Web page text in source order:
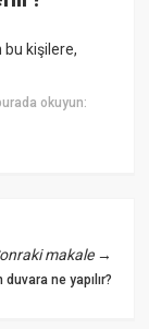
bu kişilere,
okuyun:
makale→
duvara ne yapılır?